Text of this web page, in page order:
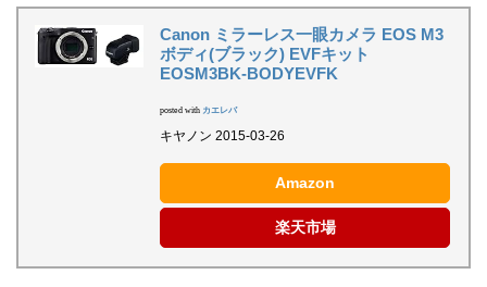
Canon ミラーレス一眼カメラ EOS M3
ボディ(ブラック) EVFキット
EOSM3BK-BODYEVFK
posted with カエレバ
キヤノン 2015-03-26
Amazon
楽天市場